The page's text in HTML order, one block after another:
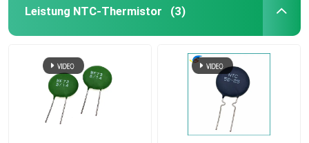
Leistung NTC-Thermistor (3)